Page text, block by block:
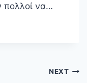
πολλοί να…
NEXT